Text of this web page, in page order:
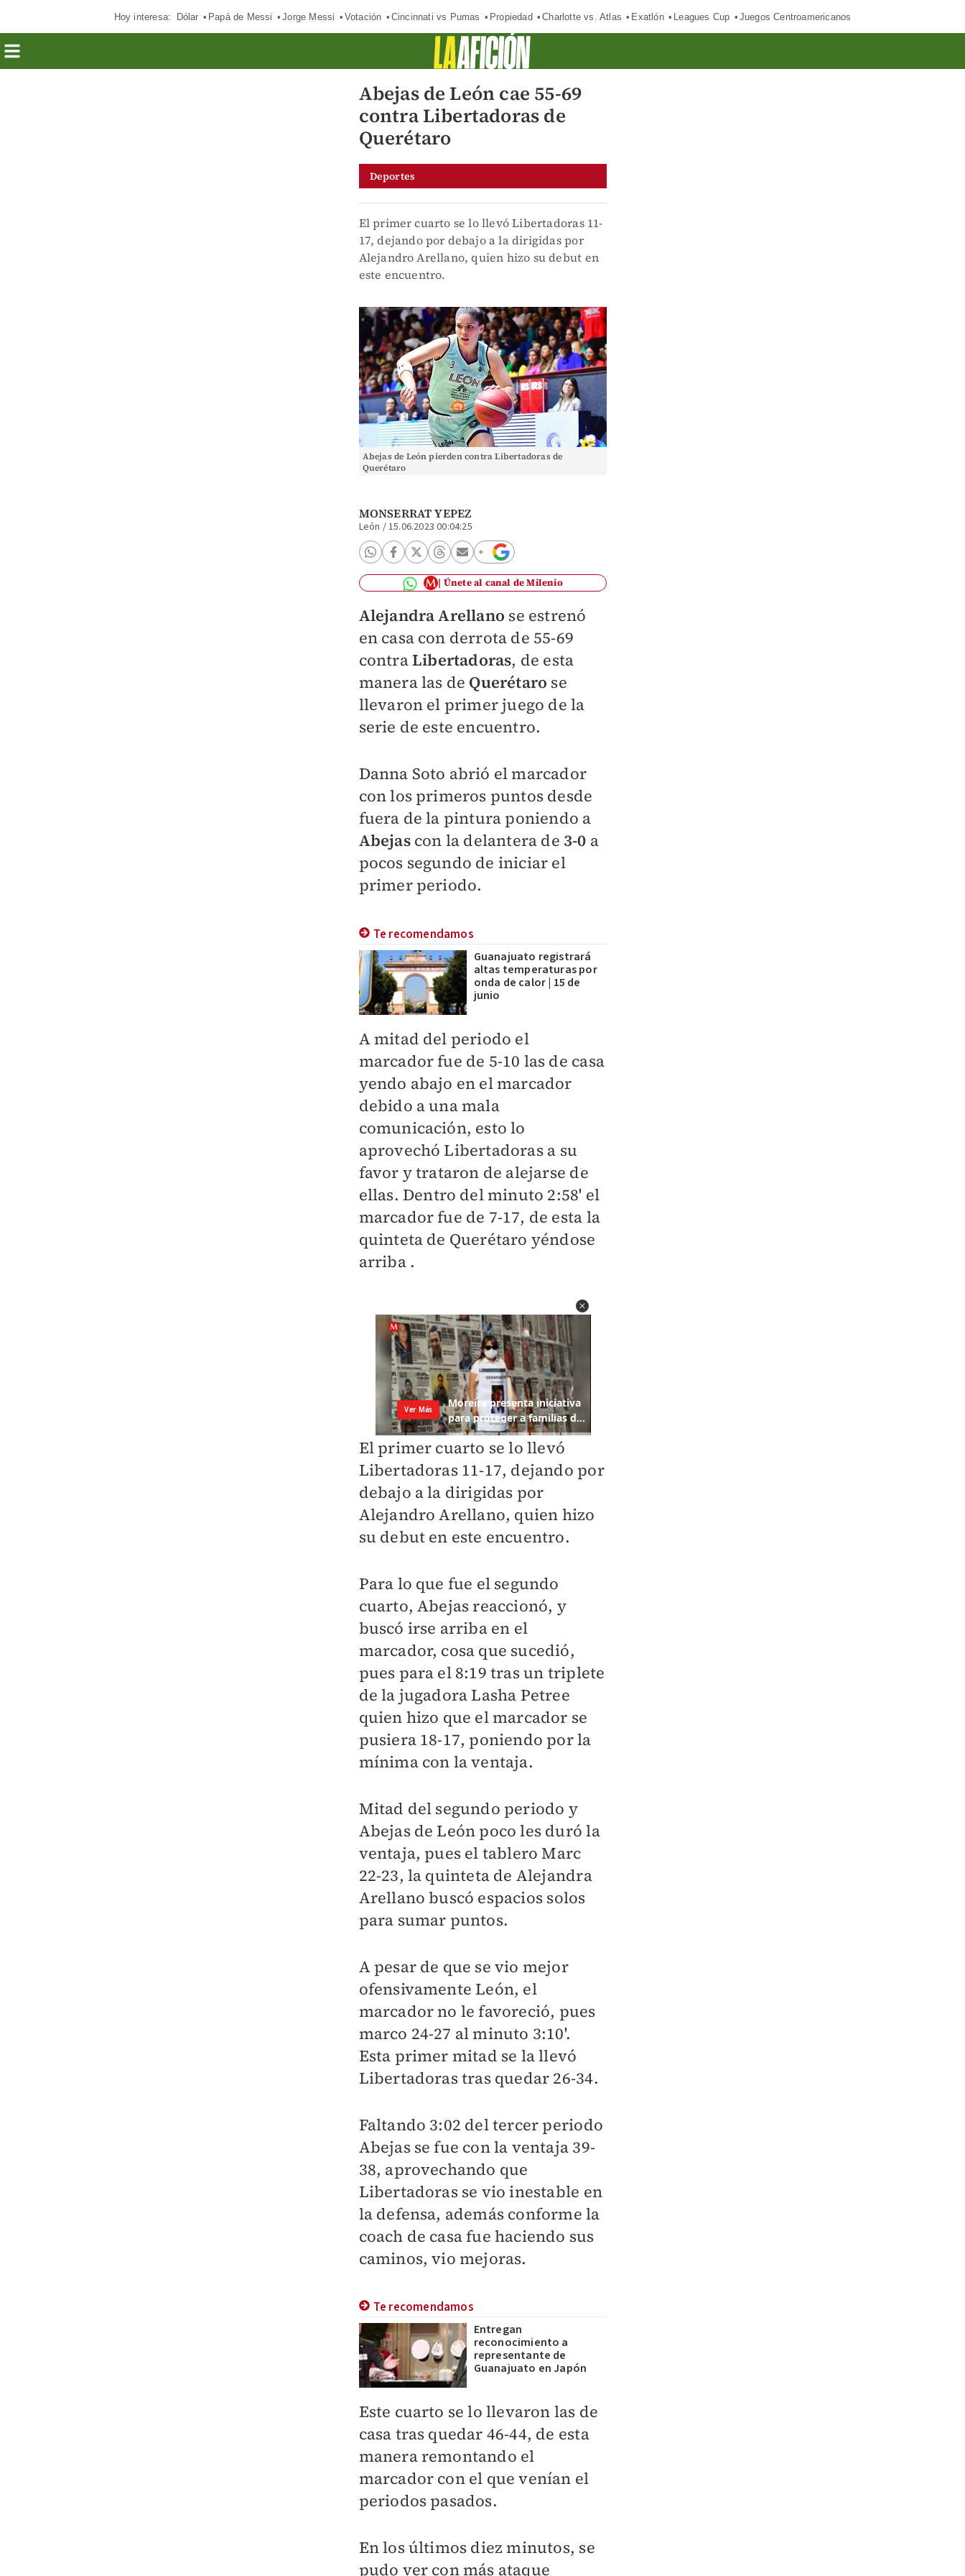
Hoy interesa: Dólar Papá de Messi Jorge Messi Votación Cincinnati vs Pumas Propiedad Charlotte vs. Atlas Exatlón Leagues Cup Juegos Centroamericanos
Abejas de León cae 55-69
contra Libertadoras de
Querétaro
Deportes
El primer cuarto se lo llevó Libertadoras 11-
17, dejando por debajo a la dirigidas por
Alejandro Arellano, quien hizo su debut en
este encuentro.
Abejas de León pierden contra Libertadoras de
Querétaro
MONSERRAT YEPEZ
León /15.06.2023 00:04:25
Únete al canal de Milenio
Alejandra Arellano se estrenó
en casa con derrota de 55-69
contraLibertadoras, de esta
manera las de Querétaro se
llevaron el primer juego de la
serie de este encuentro.
Danna Soto abrió el marcador
con los primeros puntos desde
fuera de la pintura poniendo a
Abejascon la delantera de 3-0 a
pocos segundo de iniciar el
primer periodo.
Te recomendamos
Guanajuato registrará
altas temperaturas por
onda de calor | 15 de
junio
A mitad del periodo el
marcador fue de 5-10 las de casa
yendo abajo en el marcador
debido a una mala
comunicación, esto lo
aprovechó Libertadoras a su
favor y trataron de alejarse de
ellas. Dentro del minuto 2:58' el
marcador fue de 7-17, de esta la
quinteta de Querétaro yéndose
arriba .
El primer cuarto se lo llevó
Libertadoras 11-17, dejando por
debajo a la dirigidas por
Alejandro Arellano, quien hizo
su debut en este encuentro.
Para lo que fue el segundo
cuarto, Abejas reaccionó, y
buscó irse arriba en el
marcador, cosa que sucedió,
pues para el 8:19 tras un triplete
de la jugadora Lasha Petree
quien hizo que el marcador se
pusiera 18-17, poniendo por la
mínima con la ventaja.
Mitad del segundo periodo y
Abejas de León poco les duró la
ventaja, pues el tablero Marc
22-23, la quinteta de Alejandra
Arellano buscó espacios solos
para sumar puntos.
A pesar de que se vio mejor
ofensivamente León, el
marcador no le favoreció, pues
marco 24-27 al minuto 3:10'.
Esta primer mitad se la llevó
Libertadoras tras quedar 26-34.
Faltando 3:02 del tercer periodo
Abejas se fue con la ventaja 39-
38, aprovechando que
Libertadoras se vio inestable en
la defensa, además conforme la
coach de casa fue haciendo sus
caminos, vio mejoras.
Te recomendamos
Entregan
reconocimiento a
representante de
Guanajuato en Japón
Este cuarto se lo llevaron las de
casa tras quedar 46-44, de esta
manera remontando el
marcador con el que venían el
periodos pasados.
En los últimos diez minutos, se
pudo ver con más ataque